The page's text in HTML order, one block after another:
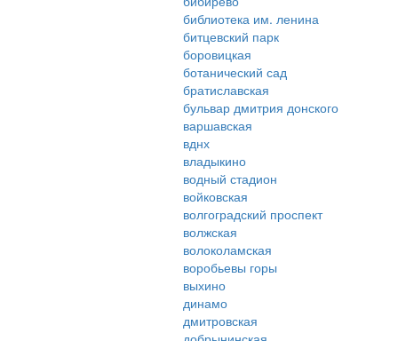
библиотека им. ленина
битцевский парк
боровицкая
ботанический сад
братиславская
бульвар дмитрия донского
варшавская
вднх
владыкино
водный стадион
войковская
волгоградский проспект
волжская
волоколамская
воробьевы горы
выхино
динамо
дмитровская